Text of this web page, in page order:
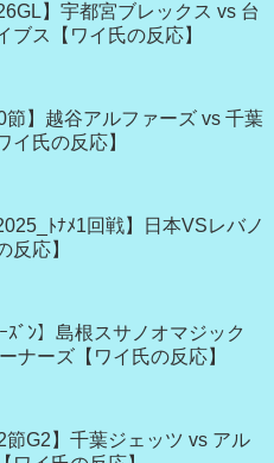
】宇都宮ブレックス vs 台
ブス【ワイ氏の反応】
節】越谷アルファーズ vs 千葉
イ氏の反応】
2025_ﾄﾅﾒ1回戦】日本VSレバノ
反応】
ｰｽﾞﾝ】島根スサノオマジック
ナーズ【ワイ氏の反応】
節G2】千葉ジェッツ vs アル